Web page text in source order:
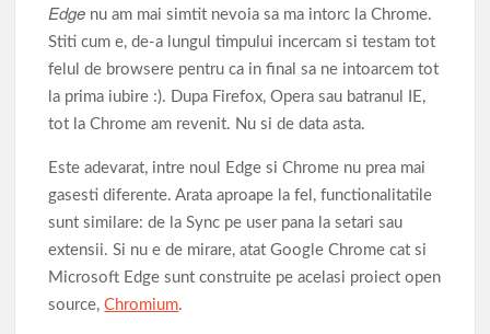
Povestea calendarului si Castelul de lut 2025
Edge nu am mai simtit nevoia sa ma intorc la Chrome.
Stiti cum e, de-a lungul timpului incercam si testam tot
felul de browsere pentru ca in final sa ne intoarcem tot
la prima iubire :). Dupa Firefox, Opera sau batranul IE,
tot la Chrome am revenit. Nu si de data asta.
Este adevarat, intre noul Edge si Chrome nu prea mai
gasesti diferente. Arata aproape la fel, functionalitatile
sunt similare: de la Sync pe user pana la setari sau
extensii. Si nu e de mirare, atat Google Chrome cat si
Microsoft Edge sunt construite pe acelasi proiect open
source,Chromium.